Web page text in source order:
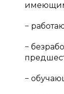
имеющим
−
−
−